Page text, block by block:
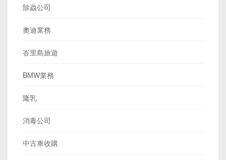
除蟲公司
奧迪業務
峇里島旅遊
BMW業務
隆乳
消毒公司
中古車收購